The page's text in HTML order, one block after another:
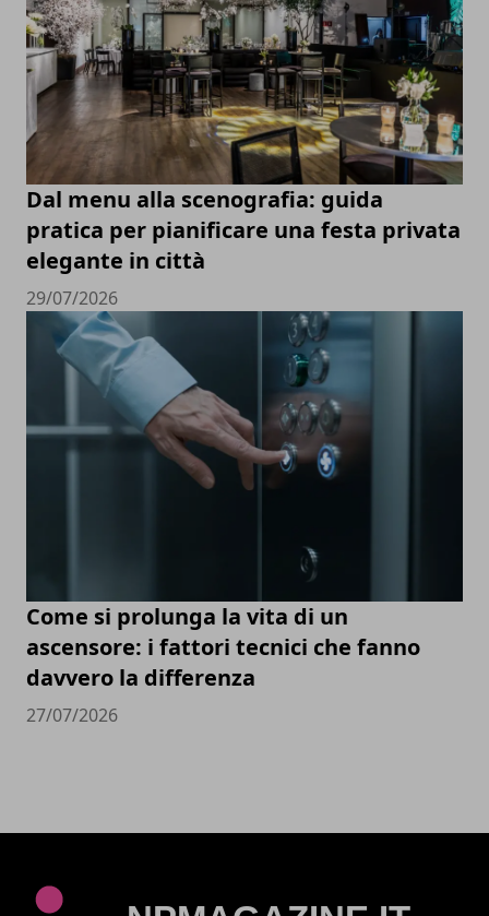
Dal menu alla scenografia: guida
pratica per pianificare una festa privata
elegante in città
29/07/2026
Come si prolunga la vita di un
ascensore: i fattori tecnici che fanno
davvero la differenza
27/07/2026